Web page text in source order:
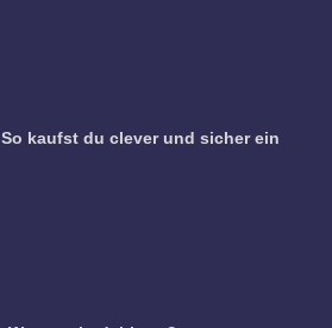
kaufst du clever und sicher ein